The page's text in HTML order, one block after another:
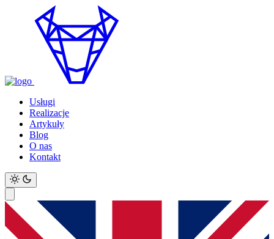
Usługi
Realizacje
Artykuły
Blog
O nas
Kontakt